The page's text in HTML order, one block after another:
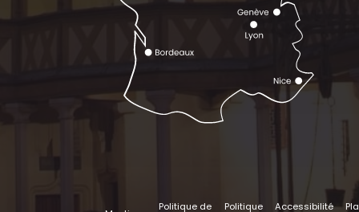
Politique de Politique Accessibilité